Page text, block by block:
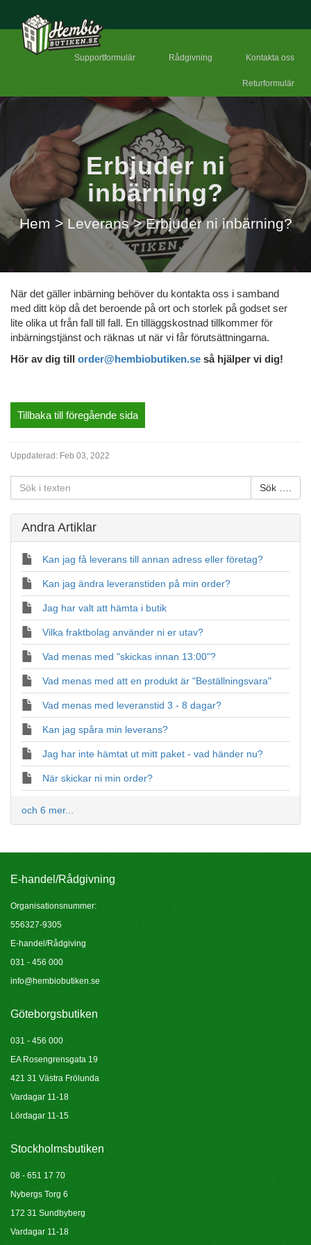
Kontakta oss
Rådgivning
Supportformulär
Returformulär
Erbjuder ni
inbärning?
Hem > Leverans > Erbjuder ni inbärning?
När det gäller inbärning behöver du kontakta oss i samband
med ditt köp då det beroende på ort och storlek på godset ser
lite olika ut från fall till fall. En tilläggskostnad tillkommer för
inbärningstjänst och räknas ut när vi får förutsättningarna.
Hör av dig till order@hembiobutiken.se så hjälper vi dig!
Tillbaka till föregående sida
Uppdaterad: Feb 03, 2022
Andra Artiklar
Kan jag få leverans till annan adress eller företag?
Kan jag ändra leveranstiden på min order?
Jag har valt att hämta i butik
Vilka fraktbolag använder ni er utav?
Vad menas med "skickas innan 13:00"?
Vad menas med att en produkt är "Beställningsvara"
Vad menas med leveranstid 3 - 8 dagar?
Kan jag spåra min leverans?
Jag har inte hämtat ut mitt paket - vad händer nu?
När skickar ni min order?
och 6 mer...
E-handel/Rådgivning
Organisationsnummer:
556327-9305
E-handel/Rådgiving
031 - 456 000
info@hembiobutiken.se
Göteborgsbutiken
031 - 456 000
EA Rosengrensgata 19
421 31 Västra Frölunda
Vardagar 11-18
Lördagar 11-15
Stockholmsbutiken
08 - 651 17 70
Nybergs Torg 6
172 31 Sundbyberg
Vardagar 11-18